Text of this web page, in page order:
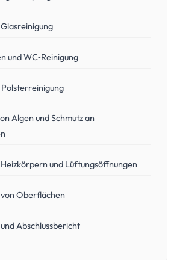
und WC‑Reinigung
Algen und Schmutz an
und Lüftungsöffnungen
Oberflächen
Abschlussbericht